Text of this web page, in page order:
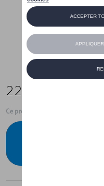
229,00 €
Ce produit n'est actuellement pas